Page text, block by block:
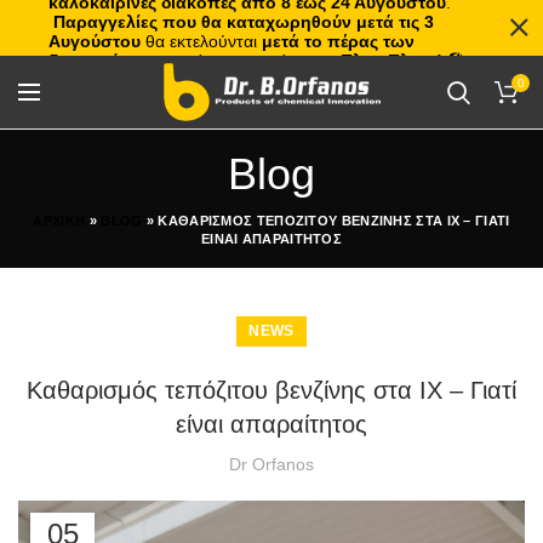
0
Blog
» »ΚΑΘΑΡΙΣΜΟΣ ΤΕΠΟΖΙΤΟΥ ΒΕΝΖΙΝΗΣ ΣΤΑ ΙΧ – ΓΙΑΤΙ
ΕΙΝΑΙ ΑΠΑΡΑΙΤΗΤΟΣ
NEWS
Καθαρισμός τεπόζιτου βενζίνης στα ΙΧ – Γιατί
είναι απαραίτητος
Dr Orfanos
05
Παραγγελίες που θα καταχωρηθούν μετά τις 3
Αυγούστου θα εκτελούνται μετά το πέρας των
διακοπών, με σειρά προτεραιότητας.Πλιτς Πλατς!🏖️🌊